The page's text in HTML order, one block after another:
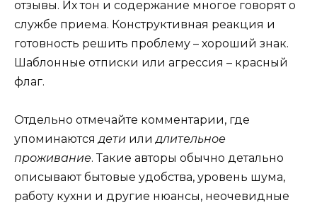
отзывы. Их тон и содержание многое говорят о
службе приема. Конструктивная реакция и
готовность решить проблему – хороший знак.
Шаблонные отписки или агрессия – красный
флаг.
Отдельно отмечайте комментарии, где
упоминаютсядети илидлительное
проживание. Такие авторы обычно детально
описывают бытовые удобства, уровень шума,
работу кухни и другие нюансы, неочевидные